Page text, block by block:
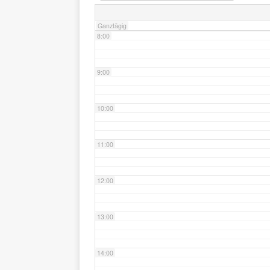
Ganztägig
8:00
9:00
10:00
11:00
12:00
13:00
14:00